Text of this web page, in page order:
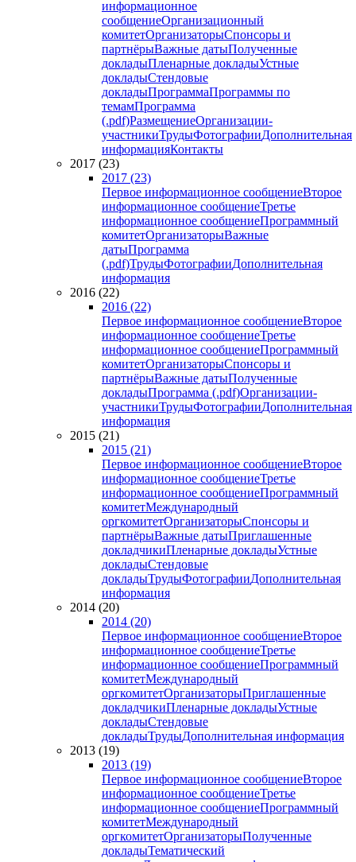
информационное
сообщениеОрганизационный
комитетОрганизаторыСпонсоры и
партнёрыВажные датыПолученные
докладыПленарные докладыУстные
докладыСтендовые
докладыПрограммаПрограммы по
темамПрограмма
(.pdf)РазмещениеОрганизации-
участникиТрудыФотографииДополнительная
информацияКонтакты
2017 (23)
2017 (23)
Первое информационное сообщениеВторое
информационное сообщениеТретье
информационное сообщениеПрограммный
комитетОрганизаторыВажные
датыПрограмма
(.pdf)ТрудыФотографииДополнительная
информация
2016 (22)
2016 (22)
Первое информационное сообщениеВторое
информационное сообщениеТретье
информационное сообщениеПрограммный
комитетОрганизаторыСпонсоры и
партнёрыВажные датыПолученные
докладыПрограмма (.pdf)Организации-
участникиТрудыФотографииДополнительная
информация
2015 (21)
2015 (21)
Первое информационное сообщениеВторое
информационное сообщениеТретье
информационное сообщениеПрограммный
комитетМеждународный
оргкомитетОрганизаторыСпонсоры и
партнёрыВажные датыПриглашенные
докладчикиПленарные докладыУстные
докладыСтендовые
докладыТрудыФотографииДополнительная
информация
2014 (20)
2014 (20)
Первое информационное сообщениеВторое
информационное сообщениеТретье
информационное сообщениеПрограммный
комитетМеждународный
оргкомитетОрганизаторыПриглашенные
докладчикиПленарные докладыУстные
докладыСтендовые
докладыТрудыДополнительная информация
2013 (19)
2013 (19)
Первое информационное сообщениеВторое
информационное сообщениеТретье
информационное сообщениеПрограммный
комитетМеждународный
оргкомитетОрганизаторыПолученные
докладыТематический